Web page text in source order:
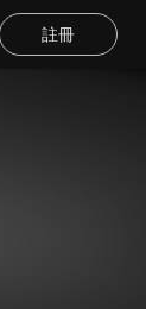
註冊